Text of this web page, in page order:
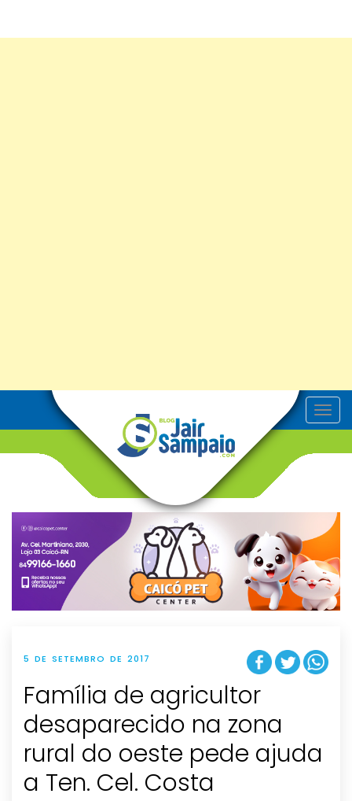
T
o
v
g
t
i
o
n
5 DE SETEMBRO DE 2017
Família de agricultor
desaparecido na zona
rural do oeste pede ajuda
a Ten. Cel. Costa